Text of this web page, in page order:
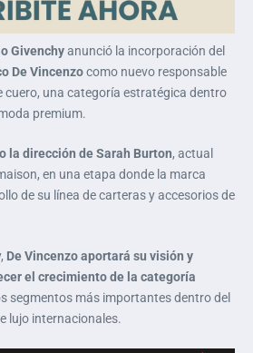
Givenchyanunció la incorporación del
De Vincenzocomo nuevo responsable
cuero, una categoría estratégica dentro
premium.
la dirección de Sarah Burton, actual
en una etapa donde la marca
de su línea de carteras y accesorios de
De Vincenzo aportará su visión y
el crecimiento de la categoría
segmentos más importantes dentro del
lujo internacionales.